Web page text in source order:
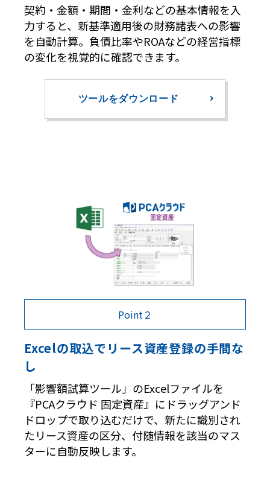
契約・金額・期間・金利などの基本情報を入
力すると、新基準適用後の財務諸表への影響
を自動計算。負債比率やROAなどの経営指標
の変化を視覚的に確認できます。
ツールをダウンロード
Point２
Excelの取込でリース資産登録の手間な
し
「影響額試算ツール」のExcelファイルを
『PCAクラウド 固定資産』にドラッグアンド
ドロップで取り込むだけで、新たに識別され
たリース資産の区分、付随情報を該当のマス
ターに自動反映します。